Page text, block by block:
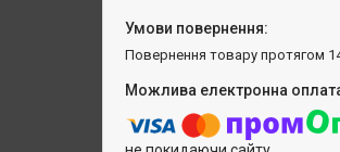
повернення товару протягом